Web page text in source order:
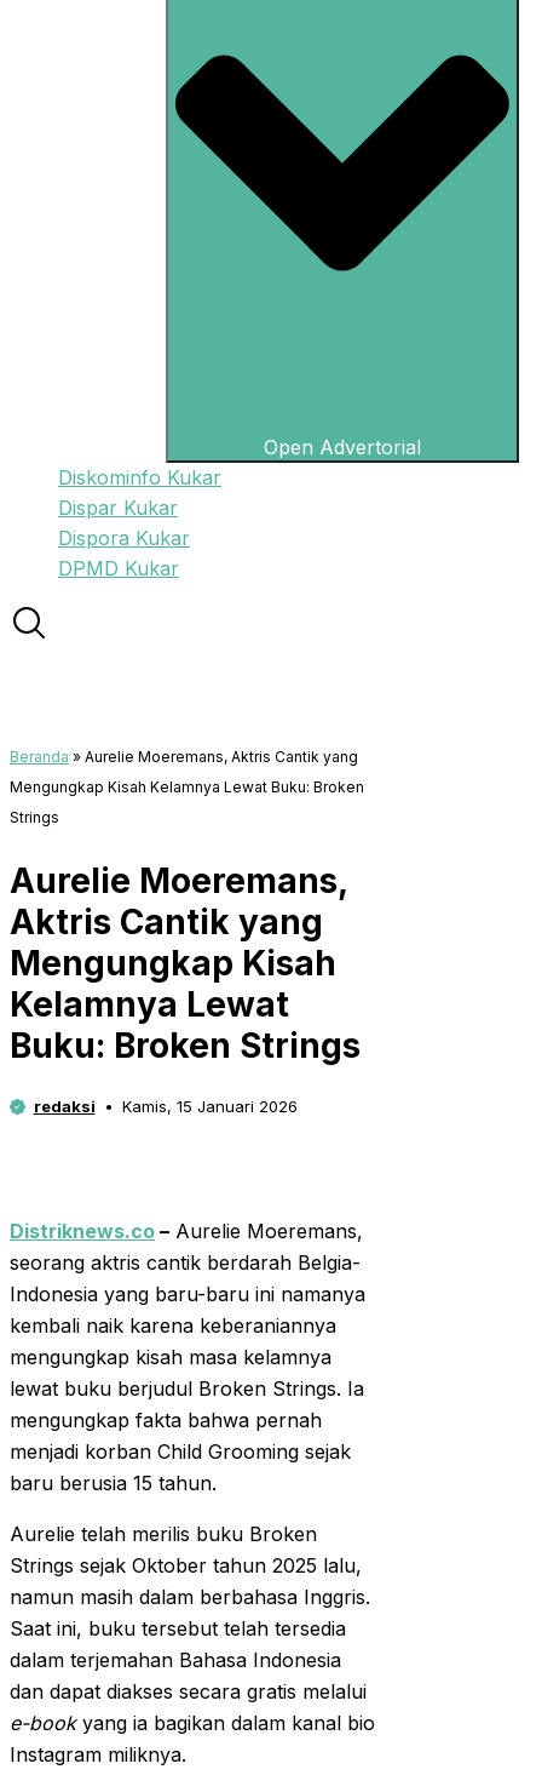
Open Advertorial
Diskominfo Kukar
Dispar Kukar
Dispora Kukar
DPMD Kukar
Beranda » Aurelie Moeremans, Aktris Cantik yang
Mengungkap Kisah Kelamnya Lewat Buku: Broken
Strings
Aurelie Moeremans,
Aktris Cantik yang
Mengungkap Kisah
Kelamnya Lewat
Buku: Broken Strings
redaksi Kamis, 15 Januari 2026
Distriknews.co – Aurelie Moeremans,
seorang aktris cantik berdarah Belgia-
Indonesia yang baru-baru ini namanya
kembali naik karena keberaniannya
mengungkap kisah masa kelamnya
lewat buku berjudul Broken Strings. Ia
mengungkap fakta bahwa pernah
menjadi korban Child Grooming sejak
baru berusia 15 tahun.
Aurelie telah merilis buku Broken
Strings sejak Oktober tahun 2025 lalu,
namun masih dalam berbahasa Inggris.
Saat ini, buku tersebut telah tersedia
dalam terjemahan Bahasa Indonesia
dan dapat diakses secara gratis melalui
e-bookyang ia bagikan dalam kanal bio
Instagram miliknya.